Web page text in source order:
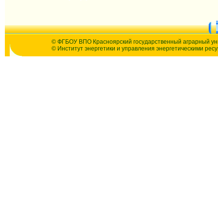
© ФГБОУ ВПО Красноярский государственный аграрный
© Институт энергетики и управления энергетическими